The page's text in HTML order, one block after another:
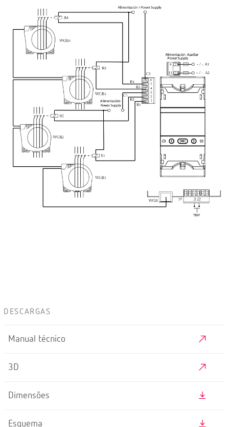
DESCARGAS
Manual técnico
3D
Dimensões
Esquema